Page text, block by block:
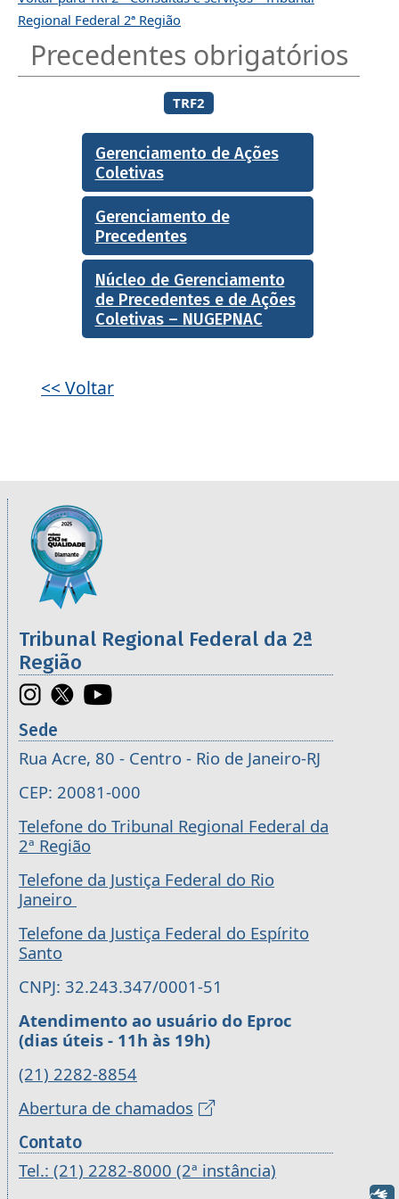
Regional Federal 2ª Região
Precedentes obrigatórios
TRF2
Gerenciamento de Ações
Coletivas
Gerenciamento de
Precedentes
Núcleo de Gerenciamento
de Precedentes e de Ações
Coletivas – NUGEPNAC
<< Voltar
Informações úteis sobre os órgãos da 2ª
Imagem
Tribunal Regional Federal da 2ª
Região
Sede
Rua Acre, 80 - Centro - Rio de Janeiro-RJ
CEP: 20081-000
Telefone do Tribunal Regional Federal da
2ª Região
Telefone da Justiça Federal do Rio
Janeiro
Telefone da Justiça Federal do Espírito
Santo
CNPJ: 32.243.347/0001-51
Atendimento ao usuário do Eproc
(dias úteis - 11h às 19h)
(21) 2282-8854
Abertura de chamados
Contato
Tel.: (21) 2282-8000 (2ª instância)